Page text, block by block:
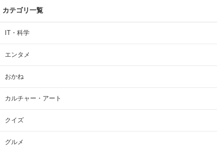
カテゴリ一覧
IT・科学
エンタメ
おかね
カルチャー・アート
クイズ
グルメ